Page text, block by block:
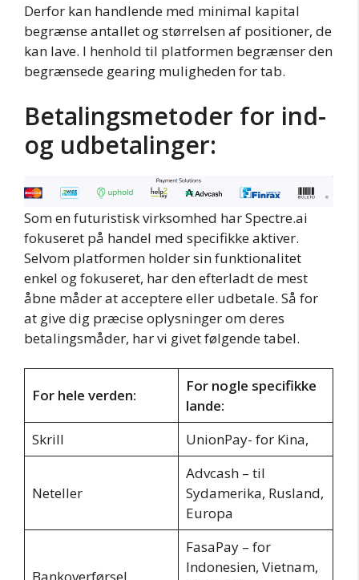
Derfor kan handlende med minimal kapital
begrænse antallet og størrelsen af positioner, de
kan lave. I henhold til platformen begrænser den
begrænsede gearing muligheden for tab.
Betalingsmetoder for ind-
og udbetalinger:
Som en futuristisk virksomhed har Spectre.ai
fokuseret på handel med specifikke aktiver.
Selvom platformen holder sin funktionalitet
enkel og fokuseret, har den efterladt de mest
åbne måder at acceptere eller udbetale. Så for
at give dig præcise oplysninger om deres
betalingsmåder, har vi givet følgende tabel.
For hele verden:
For nogle specifikke
lande:
Skrill
UnionPay- for Kina,
Neteller
Advcash – til
Sydamerika, Rusland,
Europa
FasaPay – for
Indonesien, Vietnam,